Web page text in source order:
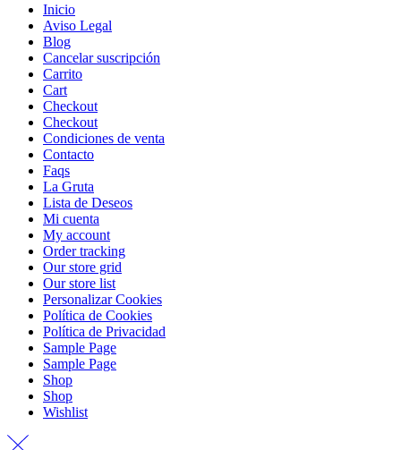
Inicio
Aviso Legal
Blog
Cancelar suscripción
Carrito
Cart
Checkout
Checkout
Condiciones de venta
Contacto
Faqs
La Gruta
Lista de Deseos
Mi cuenta
My account
Order tracking
Our store grid
Our store list
Personalizar Cookies
Política de Cookies
Política de Privacidad
Sample Page
Sample Page
Shop
Shop
Wishlist